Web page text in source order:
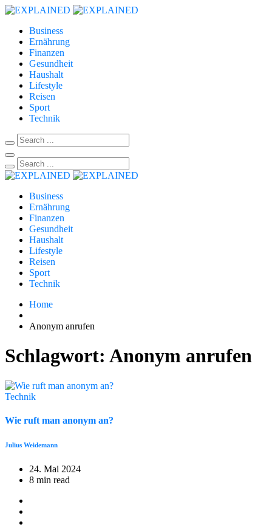
Business
Ernährung
Finanzen
Gesundheit
Haushalt
Lifestyle
Reisen
Sport
Technik
Business
Ernährung
Finanzen
Gesundheit
Haushalt
Lifestyle
Reisen
Sport
Technik
Home
Anonym anrufen
Schlagwort: Anonym anrufen
Technik
Wie ruft man anonym an?
Julius Weidemann
24. Mai 2024
8 min read